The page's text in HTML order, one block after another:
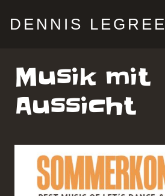
DENNIS LEGREE
Musik mit
Aussicht